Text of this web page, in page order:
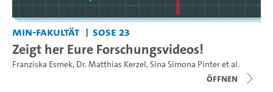
MIN-Fakultät SoSe 23
Zeigt her Eure Forschungsvideos!
Franziska Esmek, Dr. Matthias Kerzel,Sina Simona Pinteret al.
Öffnen